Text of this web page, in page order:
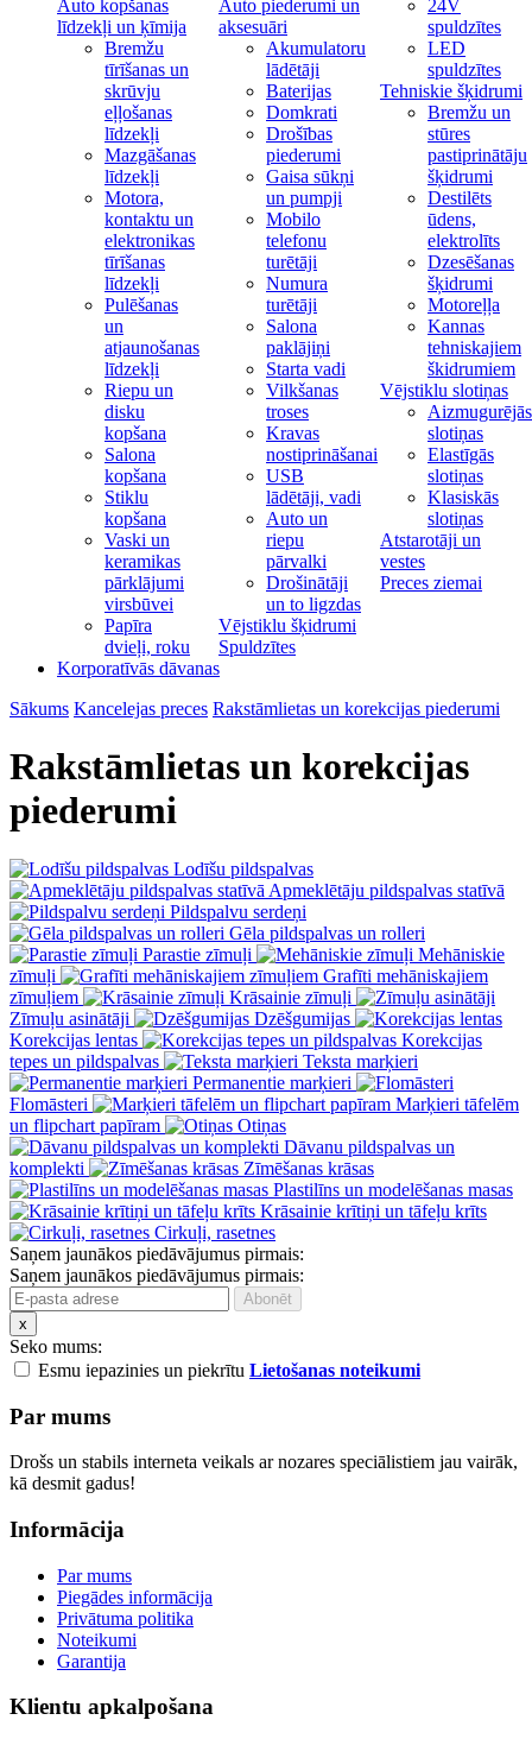
Auto kopšanas
līdzekļi un ķīmija
Bremžu
tīrīšanas un
skrūvju
eļļošanas
līdzekļi
Mazgāšanas
līdzekļi
Motora,
kontaktu un
elektronikas
tīrīšanas
līdzekļi
Pulēšanas
un
atjaunošanas
līdzekļi
Riepu un
disku
kopšana
Salona
kopšana
Stiklu
kopšana
Vaski un
keramikas
pārklājumi
virsbūvei
Papīra
dvieļi, roku
Auto piederumi un
aksesuāri
Akumulatoru
lādētāji
Baterijas
Domkrati
Drošības
piederumi
Gaisa sūkņi
un pumpji
Mobilo
telefonu
turētāji
Numura
turētāji
Salona
paklājiņi
Starta vadi
Vilkšanas
troses
Kravas
nostiprināšanai
USB
lādētāji, vadi
Auto un
riepu
pārvalki
Drošinātāji
un to ligzdas
Vējstiklu šķidrumi
Spuldzītes
24V
spuldzītes
LED
spuldzītes
Tehniskie šķidrumi
Bremžu un
stūres
pastiprinātāju
šķidrumi
Destilēts
ūdens,
elektrolīts
Dzesēšanas
šķidrumi
Motoreļļa
Kannas
tehniskajiem
škidrumiem
Vējstiklu slotiņas
Aizmugurējās
slotiņas
Elastīgās
slotiņas
Klasiskās
slotiņas
Atstarotāji un
vestes
Preces ziemai
Korporatīvās dāvanas
Sākums Kancelejas preces Rakstāmlietas un korekcijas piederumi
Rakstāmlietas un korekcijas
piederumi
Lodīšu pildspalvas
Apmeklētāju pildspalvas statīvā
Pildspalvu serdeņi
Gēla pildspalvas un rolleri
Parastie zīmuļi
Mehāniskie
zīmuļi
Grafīti mehāniskajiem
zīmuļiem
Krāsainie zīmuļi
Zīmuļu asinātāji
Dzēšgumijas
Korekcijas lentas
Korekcijas
tepes un pildspalvas
Teksta marķieri
Permanentie marķieri
Flomāsteri
Marķieri tāfelēm
un flipchart papīram
Otiņas
Dāvanu pildspalvas un
komplekti
Zīmēšanas krāsas
Plastilīns un modelēšanas masas
Krāsainie krītiņi un tāfeļu krīts
Cirkuļi, rasetnes
Saņem jaunākos piedāvājumus pirmais:
Saņem jaunākos piedāvājumus pirmais:
x
Seko mums:
Esmu iepazinies un piekrītu Lietošanas noteikumi
Par mums
Drošs un stabils interneta veikals ar nozares speciālistiem jau vairāk,
kā desmit gadus!
Informācija
Par mums
Piegādes informācija
Privātuma politika
Noteikumi
Garantija
Klientu apkalpošana